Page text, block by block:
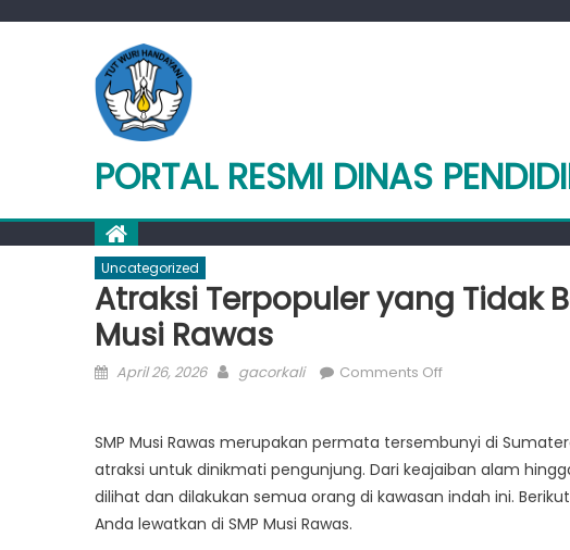
PORTAL RESMI DINAS
Uncategorized
Atraksi Terpopuler yang Tidak
Musi Rawas
Posted
April 26, 2026 Author
gacorkali Comments Offon
yang
Tidak
Boleh
SMP Musi Rawas merupakan permata tersembunyi di
atraksi untuk dinikmati pengunjung. Dari keajaiban alam
dilihat dan dilakukan semua orang di kawasan indah ini.
Anda lewatkan di SMP Musi Rawas.